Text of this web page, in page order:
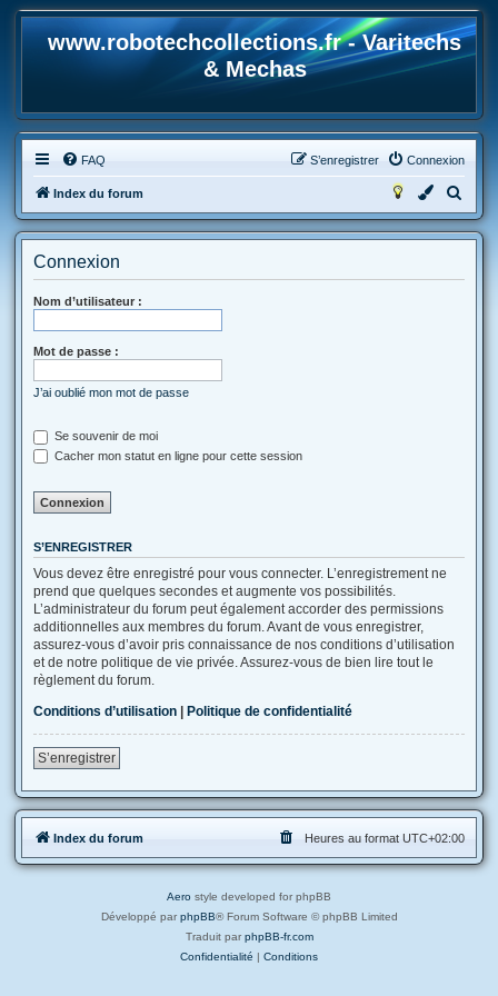
www.robotechcollections.fr - Varitechs
& Mechas
FAQ Connexion
S’enregistrer
Index du forum
e
Connexion
Nom d’utilisateur :
Mot de passe :
J’ai oublié mon mot de passe
Se souvenir de moi
Cacher mon statut en ligne pour cette session
S’ENREGISTRER
Vous devez être enregistré pour vous connecter. L’enregistrement ne
prend que quelques secondes et augmente vos possibilités.
L’administrateur du forum peut également accorder des permissions
additionnelles aux membres du forum. Avant de vous enregistrer,
assurez-vous d’avoir pris connaissance de nos conditions d’utilisation
et de notre politique de vie privée. Assurez-vous de bien lire tout le
règlement du forum.
Conditions d’utilisation | Politique de confidentialité
S’enregistrer
Index du forum Heures au format UTC+02:00
Aero style developed for phpBB
Développé par phpBB® Forum Software © phpBB Limited
Traduit par phpBB-fr.com
Confidentialité | Conditions